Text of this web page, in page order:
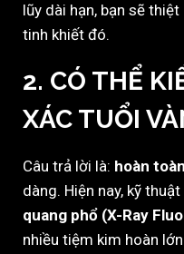
lũy dài hạn, bạn sẽ
tinh khiết đó.
2. CÓ THỂ
XÁC TUỔI
Câu trả lời là: hoàn
dàng. Hiện nay, kỹ
quang phổ (X-Ray
nhiều tiệm kim hoàn